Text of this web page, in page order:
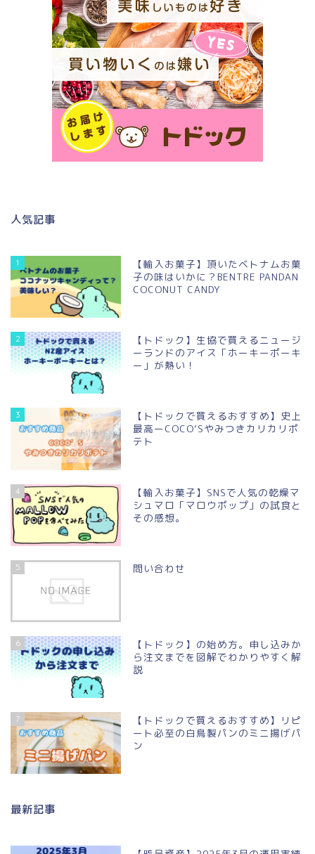
人気記事
1
【輸入お菓子】頂いたベトナムお菓
子の味はいかに？BENTRE PANDAN
COCONUT CANDY
2
【トドック】生協で買えるニュージ
ーランドのアイス「ホーキーポーキ
ー」が熱い！
3
【トドックで買えるおすすめ】史上
最高ーCOCO’Sやみつきカリカリポ
テト
4
【輸入お菓子】SNSで人気の乾燥マ
シュマロ「マロウポップ」の試食と
その感想。
5 問い合わせ
6
【トドック】の始め方。申し込みか
ら注文までを図解でわかりやすく解
説
7
【トドックで買えるおすすめ】リピ
ート必至の白鳥製パンのミニ揚げパ
ン
最新記事